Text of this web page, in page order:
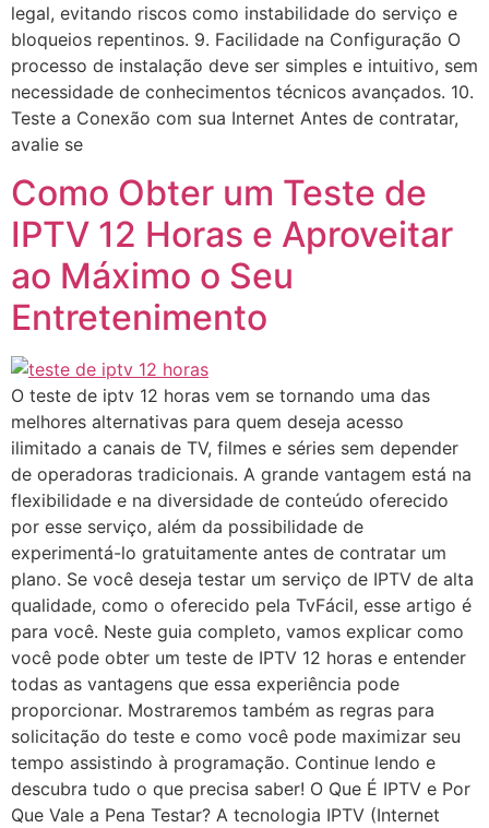
legal, evitando riscos como instabilidade do serviço e
bloqueios repentinos. 9. Facilidade na Configuração O
processo de instalação deve ser simples e intuitivo, sem
necessidade de conhecimentos técnicos avançados. 10.
Teste a Conexão com sua Internet Antes de contratar,
avalie se
Como Obter um Teste de
IPTV 12 Horas e Aproveitar
ao Máximo o Seu
Entretenimento
O teste de iptv 12 horas vem se tornando uma das
melhores alternativas para quem deseja acesso
ilimitado a canais de TV, filmes e séries sem depender
de operadoras tradicionais. A grande vantagem está na
flexibilidade e na diversidade de conteúdo oferecido
por esse serviço, além da possibilidade de
experimentá-lo gratuitamente antes de contratar um
plano. Se você deseja testar um serviço de IPTV de alta
qualidade, como o oferecido pela TvFácil, esse artigo é
para você. Neste guia completo, vamos explicar como
você pode obter um teste de IPTV 12 horas e entender
todas as vantagens que essa experiência pode
proporcionar. Mostraremos também as regras para
solicitação do teste e como você pode maximizar seu
tempo assistindo à programação. Continue lendo e
descubra tudo o que precisa saber! O Que É IPTV e Por
Que Vale a Pena Testar? A tecnologia IPTV (Internet